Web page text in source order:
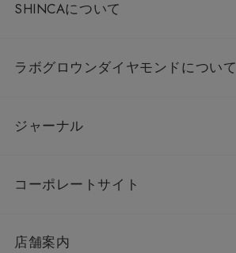
SHINCAについて
ラボグロウンダイヤモンドについて
ジャーナル
コーポレートサイト
店舗案内